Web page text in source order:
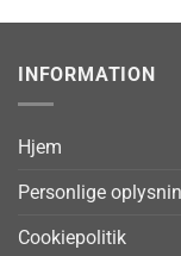
INFORMATION
Hjem
Personlige
Cookiepolitik